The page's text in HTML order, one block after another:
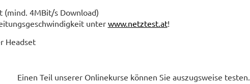
(mind. 4MBit/s Download)
unter www.netztest.at!
Headset
Einen Teil unserer Onlinekurse können Sie auszugsweise testen.